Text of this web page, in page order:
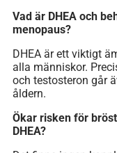
Vad är DHEA och
menopaus?
DHEA är ett viktigt
alla människor.
och testosteron går
åldern.
Ökar risken för
DHEA?